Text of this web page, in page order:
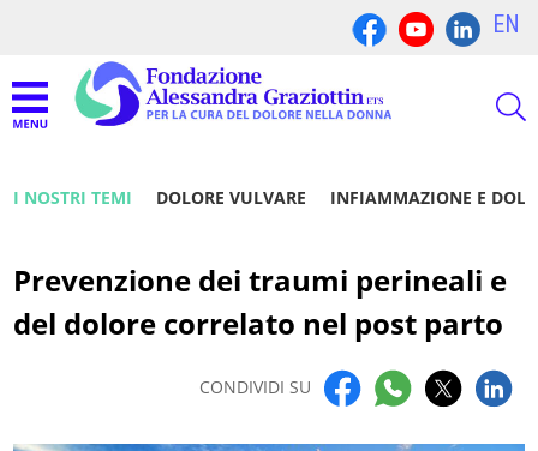
EN
I NOSTRI TEMI DOLORE VULVARE INFIAMMAZIONE E
Prevenzione dei traumi perineali e
del dolore correlato nel post parto
CONDIVIDI SU